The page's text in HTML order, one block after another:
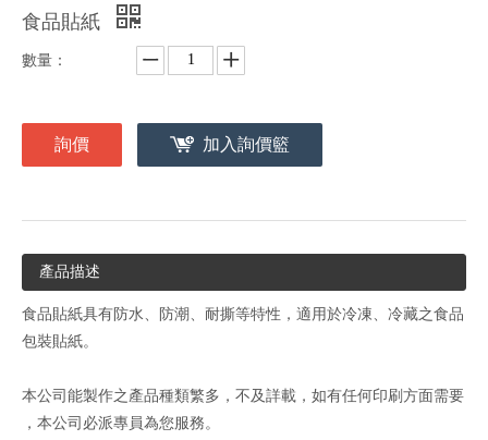
食品貼紙
數量：
詢價 加入詢價籃
產品描述
食品貼紙具有防水、防潮、耐撕等特性，適用於冷凍、冷藏之食品
包裝貼紙。
本公司能製作之產品種類繁多，不及詳載，如有任何印刷方面需要
，本公司必派專員為您服務。